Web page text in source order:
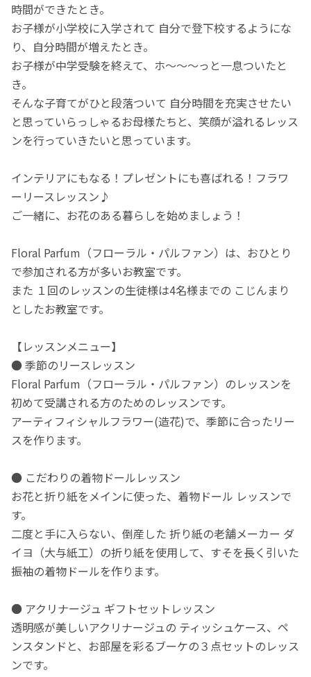
時間ができたとき。
お子様が小学校に入学されて 自分で登下校するようにな
り、自分時間が増えたとき。
お子様が中学受験を終えて、ホ～～～っと一息ついたと
き。
そんな子育てがひと段落ついて 自分時間を充実させたい
と思っていらっしゃるお母様たちと、笑顔が溢れるレッス
ンを行っていきたいと思っています。
インテリアにもなる！プレゼントにも喜ばれる！フラワ
ーリースレッスン♪
ご一緒に、お花のある暮らしを始めましょう！
Floral Parfum（フローラル・パルファン）は、おひとり
で参加される方が多いお教室です。
また １回のレッスンの生徒様は4名様までの こじんまり
としたお教室です。
【レッスンメニュー】
● 季節のリースレッスン
Floral Parfum（フローラル・パルファン）のレッスンを
初めて受講される方のためのレッスンです。
アーティフィシャルフラワー(造花)で、季節に合ったリー
スを作ります。
● こだわりの着物ドールレッスン
お花と折り紙をメインに使った、着物ドール レッスンで
す。
二度と手に入らない、倒産した 折り紙の老舗メーカー ダ
イヨ（大与紙工）の折り紙を使用して、すそを長く引いた
振袖の着物ドールを作ります。
● アクリナージュ ギフトセットレッスン
透明感が美しいアクリナージュの ティッシュケース、ペ
ンスタンドと、お部屋を彩るブーケの３点セットのレッス
ンです。